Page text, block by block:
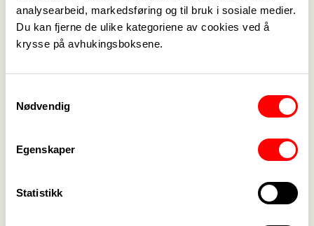
analysearbeid, markedsføring og til bruk i sosiale medier.
Du kan fjerne de ulike kategoriene av cookies ved å
krysse på avhukingsboksene.
Nødvendig
Egenskaper
Statistikk
Medlemskap ->
Kontakt oss
For tillitsvalgte